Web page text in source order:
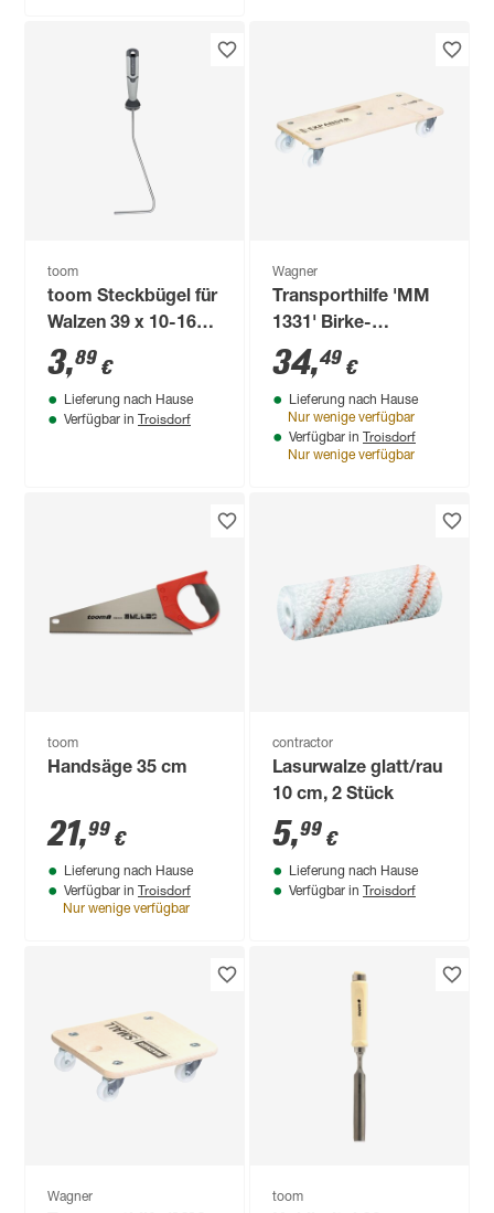
toom
toom Steckbügel für
Walzen 39 x 10-16
cm
3,89 €
Lieferung nach Hause
Verfügbar in Troisdorf
Wagner
Transporthilfe 'MM
1331' Birke-
Multiplex Tragkraft
200 kg
34,49 €
Lieferung nach Hause
Nur wenige verfügbar
Verfügbar in Troisdorf
Nur wenige verfügbar
toom
Handsäge 35 cm
21,99 €
Lieferung nach Hause
Verfügbar in Troisdorf
Nur wenige verfügbar
contractor
Lasurwalze glatt/rau
10 cm, 2 Stück
5,99 €
Lieferung nach Hause
Verfügbar in Troisdorf
Wagner toom